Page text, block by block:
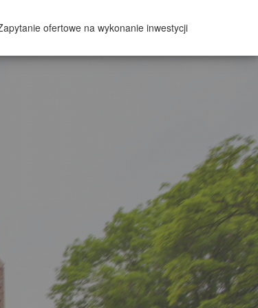
ofertowe na wykonanie inwestycji